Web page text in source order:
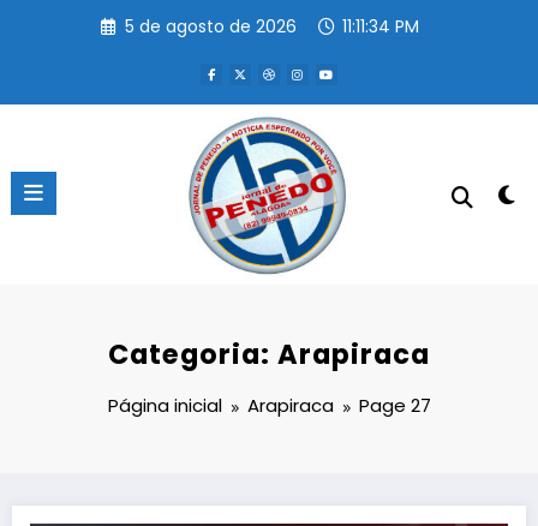
5 de agosto de 2026 11:11:35 PM
Categoria: Arapiraca
Página inicial Arapiraca Page 27